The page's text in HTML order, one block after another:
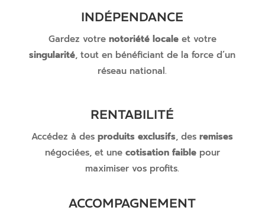
INDÉPENDANCE
Gardez votre notoriété localeet votre
singularité, tout en bénéficiant de la force d’un
réseau national.
RENTABILITÉ
Accédez à desproduits exclusifs, desremises
négociées, et une cotisation faiblepour
maximiser vos profits.
ACCOMPAGNEMENT